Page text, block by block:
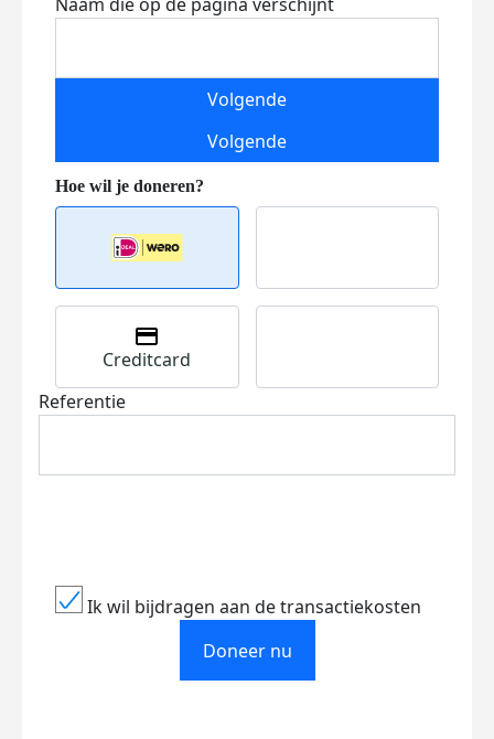
Volgende
Volgende
Creditcard
Referentie
Ik wil bijdragen aan de transactiekosten
Doneer nu